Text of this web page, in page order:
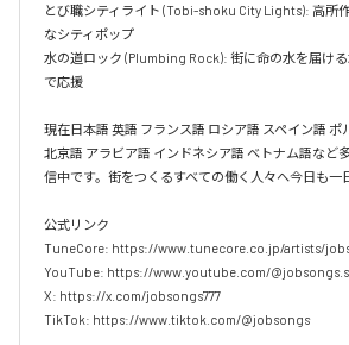
とび職シティライト (Tobi-shoku City Lights): 高所
なシティポップ
水の道ロック (Plumbing Rock): 街に命の水を届け
で応援
現在日本語 英語 フランス語 ロシア語 スペイン語 ポ
北京語 アラビア語 インドネシア語 ベトナム語など
信中です。街をつくるすべての働く人々へ今日も一
公式リンク
TuneCore: https://www.tunecore.co.jp/artists/
YouTube: https://www.youtube.com/
X: https://x.com/jobsongs777
TikTok: https://www.tiktok.com/@jobsongs